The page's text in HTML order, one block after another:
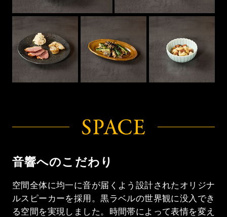
音響へのこだわり
空間全体に均一に音が届くよう設計されたオリジナ
ルスピーカーを採用。黒ラベルの世界観に没入でき
る空間を実現しました。時間帯によって表情を変え